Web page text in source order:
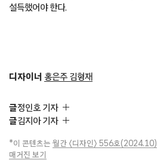
설득했어야 한다.
디자이너 홍은주 김형재
글정인호 기자
글김지아 기자
*이 콘텐츠는 월간 〈디자인〉 556호(2024.10)
매거진 보기